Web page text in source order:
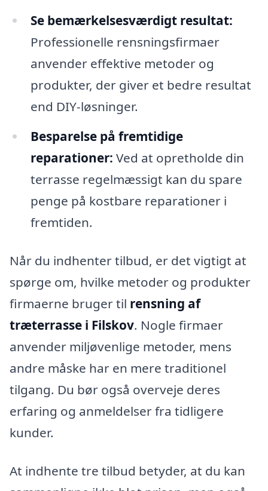
Se bemærkelsesværdigt resultat:
Professionelle rensningsfirmaer
anvender effektive metoder og
produkter, der giver et bedre resultat
end DIY-løsninger.
Besparelse på fremtidige
reparationer: Ved at opretholde din
terrasse regelmæssigt kan du spare
penge på kostbare reparationer i
fremtiden.
Når du indhenter tilbud, er det vigtigt at
spørge om, hvilke metoder og produkter
firmaerne bruger til rensning af
træterrasse i Filskov. Nogle firmaer
anvender miljøvenlige metoder, mens
andre måske har en mere traditionel
tilgang. Du bør også overveje deres
erfaring og anmeldelser fra tidligere
kunder.
At indhente tre tilbud betyder, at du kan